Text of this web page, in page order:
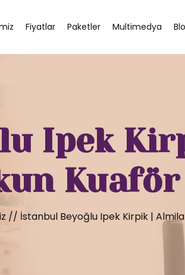
Fiyatlar Paketler Multimedya
Ipek
Kuaför
// İstanbul Beyoğlu Ipek Kirpik |